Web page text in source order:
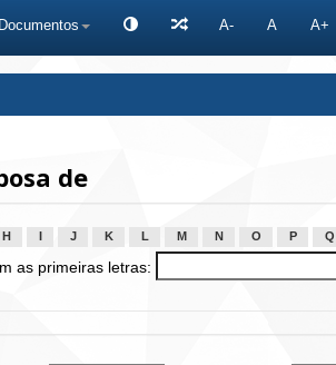
Documentos A- A A+
de
H J K L M N O P Q
as primeiras letras: